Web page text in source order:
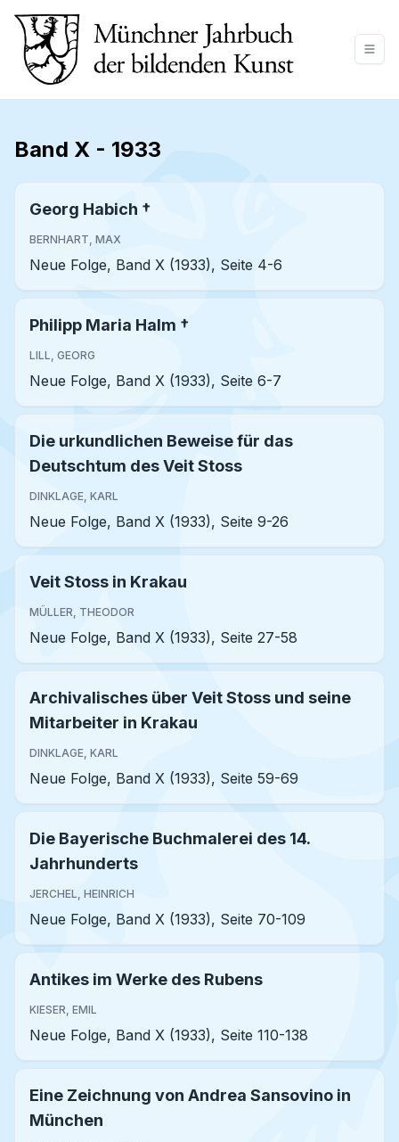
Band X - 1933
Georg Habich †
BERNHART, MAX
Neue Folge, Band X (1933), Seite 4-6
Philipp Maria Halm †
LILL, GEORG
Neue Folge, Band X (1933), Seite 6-7
Die urkundlichen Beweise für das
Deutschtum des Veit Stoss
DINKLAGE, KARL
Neue Folge, Band X (1933), Seite 9-26
Veit Stoss in Krakau
MÜLLER, THEODOR
Neue Folge, Band X (1933), Seite 27-58
Archivalisches über Veit Stoss und seine
Mitarbeiter in Krakau
DINKLAGE, KARL
Neue Folge, Band X (1933), Seite 59-69
Die Bayerische Buchmalerei des 14.
Jahrhunderts
JERCHEL, HEINRICH
Neue Folge, Band X (1933), Seite 70-109
Antikes im Werke des Rubens
KIESER, EMIL
Neue Folge, Band X (1933), Seite 110-138
Eine Zeichnung von Andrea Sansovino in
München